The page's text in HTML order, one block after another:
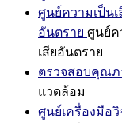
ศูนย์ความเป็น
อันตราย ศูนย์ค
เสียอันตราย
ตรวจสอบคุณภ
แวดล้อม
ศูนย์เครื่องมือ